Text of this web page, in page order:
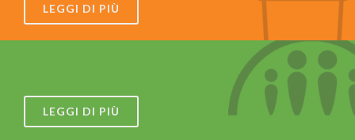
LEGGI DI PIÙ
LEGGI DI PIÙ